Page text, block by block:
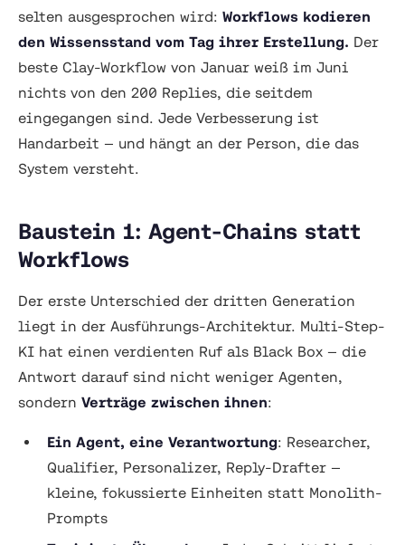
selten ausgesprochen wird: Workflows kodieren
den Wissensstand vom Tag ihrer Erstellung. Der
beste Clay-Workflow von Januar weiß im Juni
nichts von den 200 Replies, die seitdem
eingegangen sind. Jede Verbesserung ist
Handarbeit — und hängt an der Person, die das
System versteht.
Baustein 1: Agent-Chains statt
Workflows
Der erste Unterschied der dritten Generation
liegt in der Ausführungs-Architektur. Multi-Step-
KI hat einen verdienten Ruf als Black Box — die
Antwort darauf sind nicht weniger Agenten,
sondern Verträge zwischen ihnen:
Ein Agent, eine Verantwortung: Researcher,
Qualifier, Personalizer, Reply-Drafter —
kleine, fokussierte Einheiten statt Monolith-
Prompts